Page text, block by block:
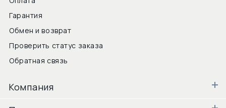
Гарантия
Обмен и возврат
Проверить статус заказа
Обратная связь
Компания